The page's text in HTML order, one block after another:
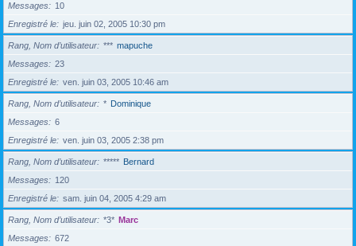
Messages
10
Enregistré le
jeu. juin 02, 2005 10:30 pm
Rang, Nom d’utilisateur *** mapuche
Messages
23
Enregistré le
ven. juin 03, 2005 10:46 am
Rang, Nom d’utilisateur * Dominique
Messages
6
Enregistré le
ven. juin 03, 2005 2:38 pm
Rang, Nom d’utilisateur ***** Bernard
Messages
120
Enregistré le
sam. juin 04, 2005 4:29 am
Rang, Nom d’utilisateur *3* Marc
Messages
672